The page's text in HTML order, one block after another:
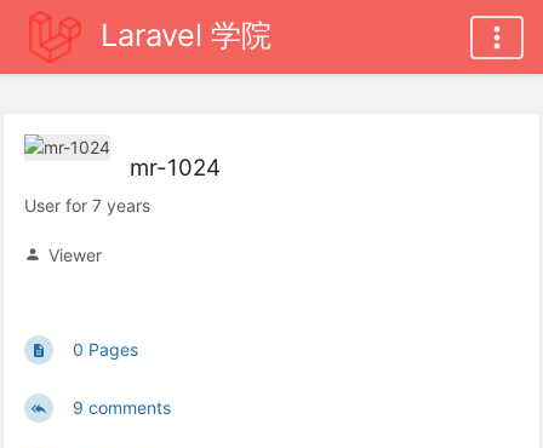
Laravel 学院
mr-1024
User for 7 years
Viewer
0 Pages
9 comments